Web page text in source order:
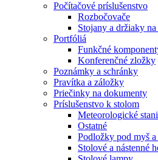
Počítačové príslušenstvo
Rozbočovače
Stojany a držiaky
Portfóliá
Funkčné
Konferenčné zložky
Poznámky a schránky
Pravítka a záložky
Priečinky na dokumenty
Príslušenstvo k stolom
Meteorologické
Ostatné
Podložky pod myš a
Stolové a nástenné